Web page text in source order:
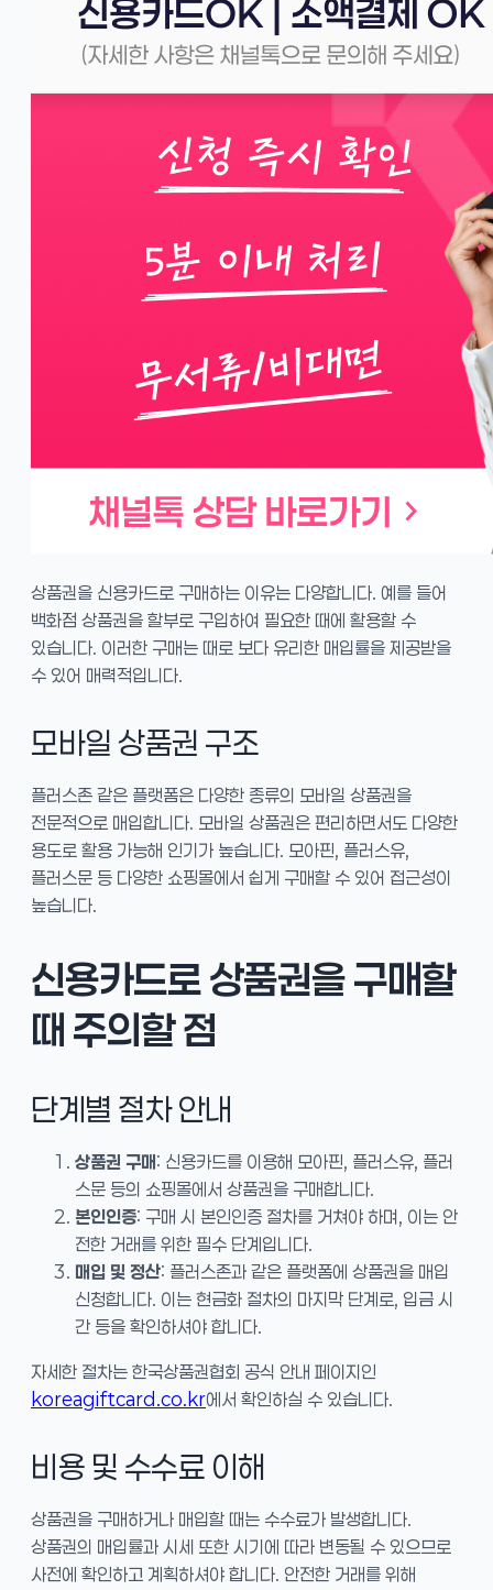
상품권을 신용카드로 구매하는 이유는 다양합니다. 예를 들어
백화점 상품권을 할부로 구입하여 필요한 때에 활용할 수
있습니다. 이러한 구매는 때로 보다 유리한 매입률을 제공받을
수 있어 매력적입니다.
모바일 상품권 구조
플러스존 같은 플랫폼은 다양한 종류의 모바일 상품권을
전문적으로 매입합니다. 모바일 상품권은 편리하면서도 다양한
용도로 활용 가능해 인기가 높습니다. 모아핀, 플러스유,
플러스문 등 다양한 쇼핑몰에서 쉽게 구매할 수 있어 접근성이
높습니다.
신용카드로 상품권을 구매할
때 주의할 점
단계별 절차 안내
상품권 구매: 신용카드를 이용해 모아핀, 플러스유, 플러
스문 등의 쇼핑몰에서 상품권을 구매합니다.
본인인증: 구매 시 본인인증 절차를 거쳐야 하며, 이는 안
전한 거래를 위한 필수 단계입니다.
매입 및 정산: 플러스존과 같은 플랫폼에 상품권을 매입
신청합니다. 이는 현금화 절차의 마지막 단계로, 입금 시
간 등을 확인하셔야 합니다.
자세한 절차는 한국상품권협회 공식 안내 페이지인
koreagiftcard.co.kr에서 확인하실 수 있습니다.
비용 및 수수료 이해
상품권을 구매하거나 매입할 때는 수수료가 발생합니다.
상품권의 매입률과 시세 또한 시기에 따라 변동될 수 있으므로
사전에 확인하고 계획하셔야 합니다. 안전한 거래를 위해